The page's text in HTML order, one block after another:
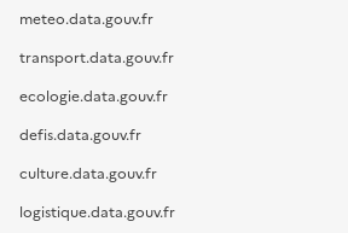
meteo.data.gouv.fr
transport.data.gouv.fr
ecologie.data.gouv.fr
defis.data.gouv.fr
culture.data.gouv.fr
logistique.data.gouv.fr